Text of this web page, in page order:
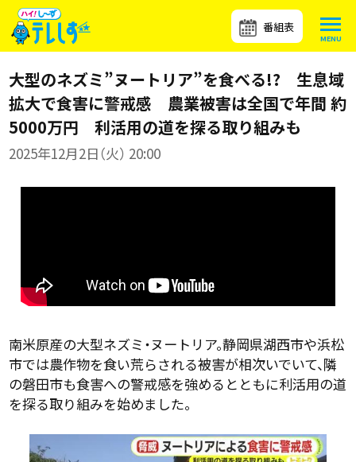
番組表
大型のネズミ”ヌートリア”を食べる!? 生息域
拡大で食害に警戒感 農業被害は全国で年間 約
5000万円 利活用の道を探る取り組みも
2025年12月2日（火） 20:00
南米原産の大型ネズミ・ヌートリア。静岡県湖西市や浜松
市では農作物を食い荒らされる被害が相次いでいて、隣
の磐田市も食害への警戒感を強めるとともに利活用の道
を探る取り組みを始めました。